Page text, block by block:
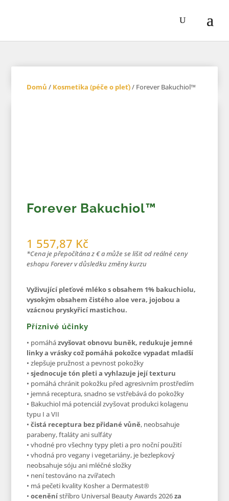
Domů / Kosmetika (péče o pleť)/ Forever Bakuchiol™
Forever Bakuchiol™
1 557,87 Kč
*Cena je přepočítána z € a může se lišit od reálné ceny
eshopu Forever v důsledku změny kurzu
Vyživující pleťové mléko s obsahem 1% bakuchiolu,
vysokým obsahem čistého aloe vera, jojobou a
vzácnou pryskyřicí mastichou.
Příznivé účinky
• pomáházvyšovat obnovu buněk, redukuje jemné
linky a vrásky což pomáhá pokožce vypadat mladší
• zlepšuje pružnost a pevnost pokožky
•sjednocuje tón pleti a vyhlazuje její texturu
• pomáhá chránit pokožku před agresivním prostředím
• jemná receptura, snadno se vstřebává do pokožky
• Bakuchiol má potenciál zvyšovat produkci kolagenu
typu I a VII
•čistá receptura bez přidané vůně, neobsahuje
parabeny, ftaláty ani sulfáty
• vhodné pro všechny typy pleti a pro noční použití
• vhodná pro vegany i vegetariány, je bezlepkový
neobsahuje sóju ani mléčné složky
• není testováno na zvířatech
• má pečeti kvality Kosher a Dermatest®
•oceněnístříbro Universal Beauty Awards 2026za